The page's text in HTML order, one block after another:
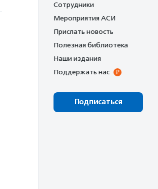
Сотрудники
Мероприятия АСИ
Прислать новость
Полезная библиотека
Наши издания
Поддержать нас
Подписаться